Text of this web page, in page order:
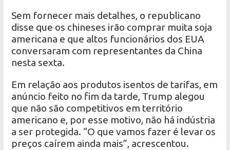
Sem fornecer mais detalhes, o republicano
disse que os chineses irão comprar muita soja
americana e que altos funcionários dos EUA
conversaram com representantes da China
nesta sexta.
Em relação aos produtos isentos de tarifas, em
anúncio feito no fim da tarde, Trump alegou
que não são competitivos em território
americano e, por esse motivo, não há indústria
a ser protegida. “O que vamos fazer é levar os
preços caírem ainda mais”, acrescentou.